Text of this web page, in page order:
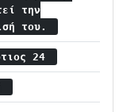
την
του.
24